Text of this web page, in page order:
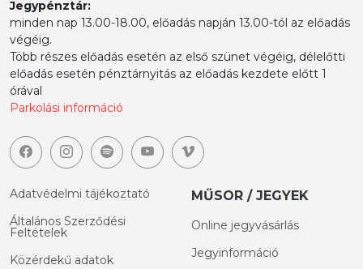
Jegypénztár:
minden nap 13.00-18.00, előadás napján 13.00-tól az előadás
végéig.
Több részes előadás esetén az első szünet végéig, délelőtti
előadás esetén pénztárnyitás az előadás kezdete előtt 1
órával
Parkolási információ
Adatvédelmi tájékoztató
Általános Szerződési
Feltételek
Közérdekű adatok
MŰSOR / JEGYEK
Online jegyvásárlás
Jegyinformáció